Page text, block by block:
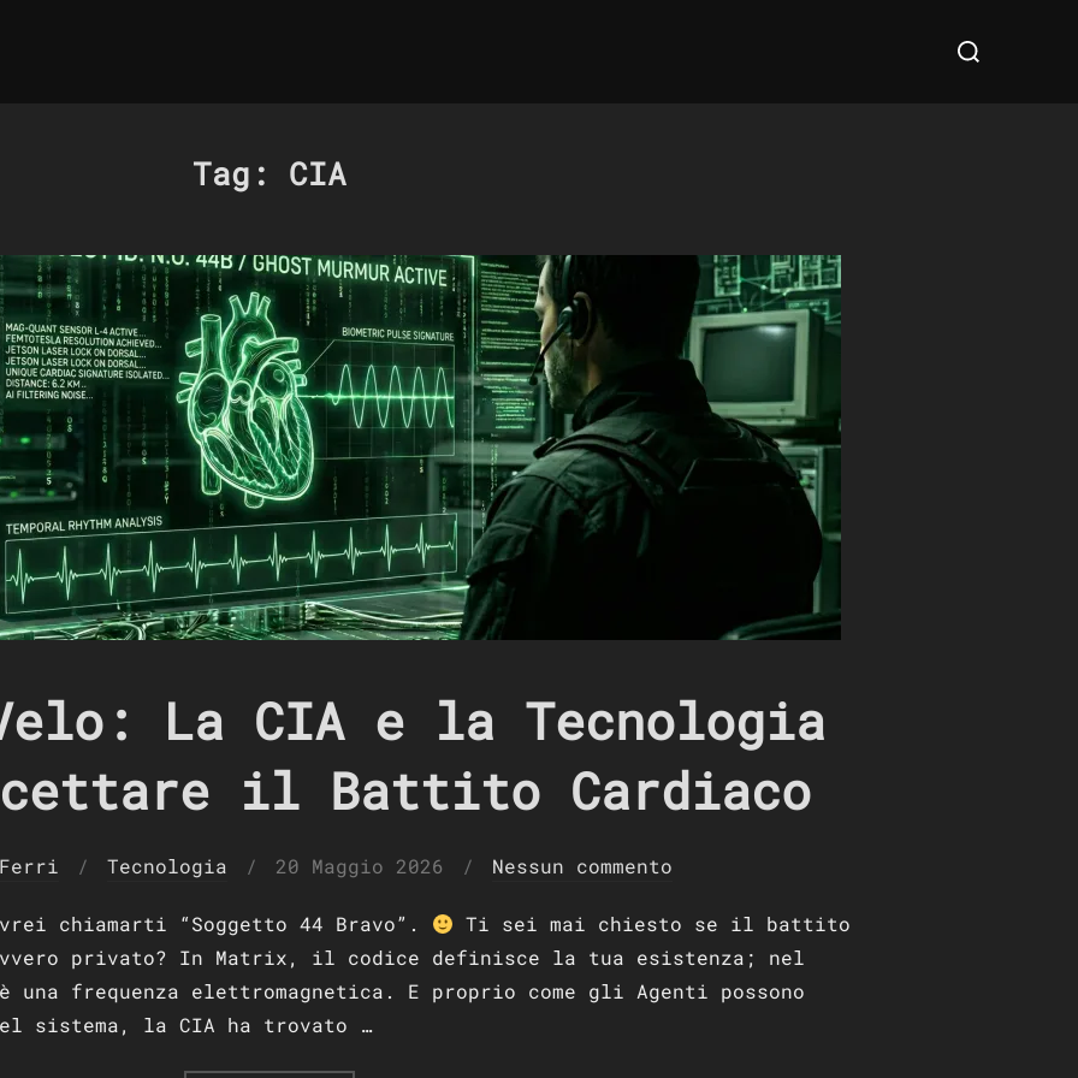
Cerca
per:
Tag: CIA
La CIA e la Tecnologia
il Battito Cardiaco
Tecnologia
Pubblicato
20 Maggio 2026 Nessun commento
chiamarti “Soggetto 44 Bravo”.
Ti sei mai chiesto se il battito
privato? In Matrix, il codice definisce la tua esistenza; nel
una frequenza elettromagnetica. E proprio come gli Agenti possono
sistema, la CIA ha trovato …